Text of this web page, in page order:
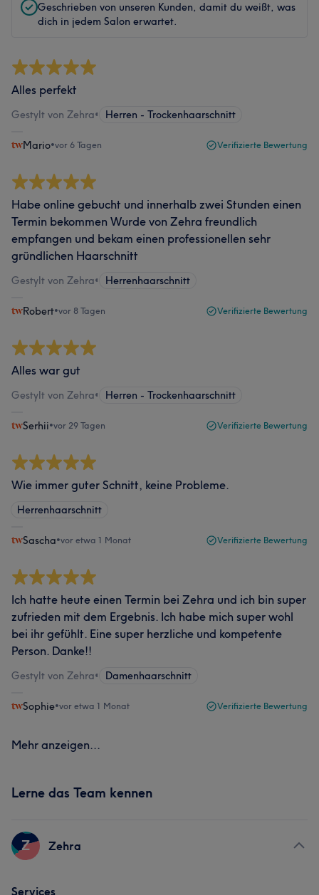
Geschrieben von unseren Kunden, damit du weißt, was
dich in jedem Salon erwartet.
Alles perfekt
Gestylt von Zehra• Herren - Trockenhaarschnitt
Mario•vor 6 Tagen Verifizierte Bewertung
Habe online gebucht und innerhalb zwei Stunden einen
Termin bekommen Wurde von Zehra freundlich
empfangen und bekam einen professionellen sehr
gründlichen Haarschnitt
Gestylt von Zehra• Herrenhaarschnitt
Robert•vor 8 Tagen Verifizierte Bewertung
Alles war gut
Gestylt von Zehra• Herren - Trockenhaarschnitt
Serhii•vor 29 Tagen Verifizierte Bewertung
Wie immer guter Schnitt, keine Probleme.
Herrenhaarschnitt
Sascha•vor etwa 1 Monat Verifizierte Bewertung
Ich hatte heute einen Termin bei Zehra und ich bin super
zufrieden mit dem Ergebnis. Ich habe mich super wohl
bei ihr gefühlt. Eine super herzliche und kompetente
Person. Danke!!
Gestylt von Zehra• Damenhaarschnitt
Sophie•vor etwa 1 Monat Verifizierte Bewertung
Mehr anzeigen...
Lerne das Team kennen
Z Zehra
Services